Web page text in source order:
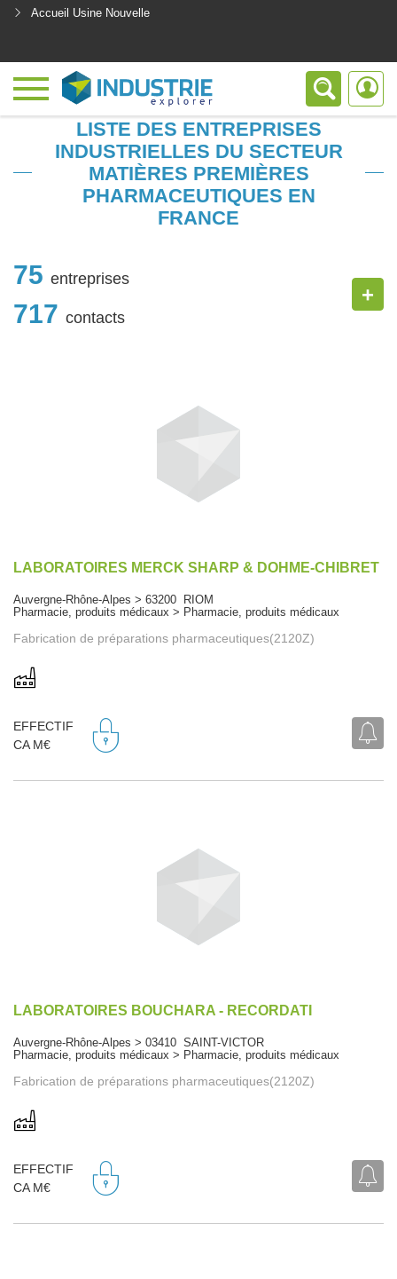
Accueil Usine Nouvelle
LISTE DES ENTREPRISES
INDUSTRIELLES DU SECTEUR
MATIÈRES PREMIÈRES
PHARMACEUTIQUES EN
FRANCE
75 entreprises
717 contacts
+
LABORATOIRES MERCK SHARP & DOHME-CHIBRET
Auvergne-Rhône-Alpes > 63200 RIOM
Pharmacie, produits médicaux > Pharmacie, produits médicaux
Fabrication de préparations pharmaceutiques(2120Z)
EFFECTIF
CA M€
LABORATOIRES BOUCHARA - RECORDATI
Auvergne-Rhône-Alpes > 03410 SAINT-VICTOR
Pharmacie, produits médicaux > Pharmacie, produits médicaux
Fabrication de préparations pharmaceutiques(2120Z)
EFFECTIF
CA M€